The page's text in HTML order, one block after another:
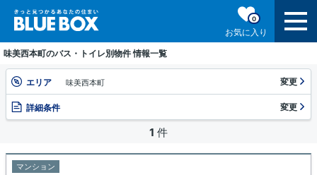
お気に入り
0
味美西本町のバス・トイレ別物件 情報一覧
エリア 味美西本町 変更
詳細条件 変更
1 件
マンション